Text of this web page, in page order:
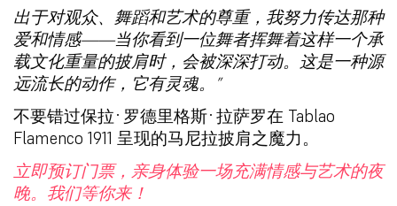
出于对观众、舞蹈和艺术的尊重，我努力传达那种
爱和情感——当你看到一位舞者挥舞着这样一个承
载文化重量的披肩时，会被深深打动。这是一种源
远流长的动作，它有灵魂。”
不要错过保拉·罗德里格斯·拉萨罗在 Tablao
Flamenco 1911 呈现的马尼拉披肩之魔力。
立即预订门票，亲身体验一场充满情感与艺术的夜
晚。我们等你来！